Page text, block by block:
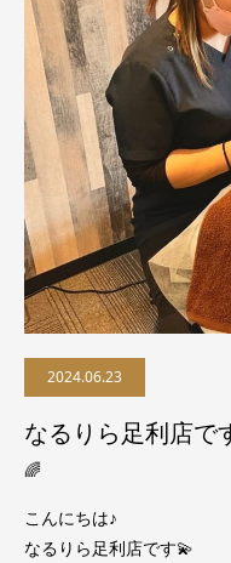
2024.06.23
なるりら足利店で
🌈
こんにちは♪
なるりら足利店です💫